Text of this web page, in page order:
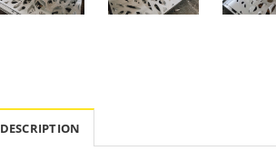
DESCRIPTION